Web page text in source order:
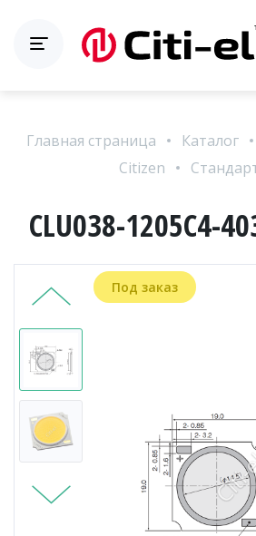
Главная страница Каталог
Citizen
CLU038-1205C4-
Под заказ